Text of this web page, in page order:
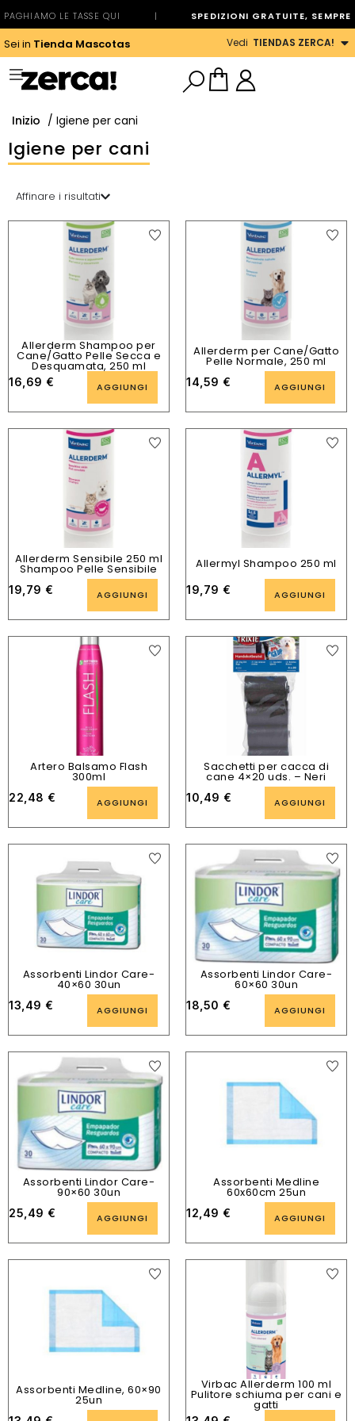
PAGHIAMO LE TASSE QUI | SPEDIZIONI GRATUITE, SEMPRE
Sei in Tienda Mascotas Vedi TIENDAS ZERCA!
Inizio / Igiene per cani
Igiene per cani
Affinare i risultati
Allerderm Shampoo per
Cane/Gatto Pelle Secca e
Desquamata, 250 ml
16,69 € AGGIUNGI
Allerderm per Cane/Gatto
Pelle Normale, 250 ml
14,59 € AGGIUNGI
Allerderm Sensibile 250 ml
Shampoo Pelle Sensibile
19,79 € AGGIUNGI
Allermyl Shampoo 250 ml
19,79 € AGGIUNGI
Artero Balsamo Flash
300ml
22,48 € AGGIUNGI
Sacchetti per cacca di
cane 4×20 uds. – Neri
10,49 € AGGIUNGI
Assorbenti Lindor Care-
40×60 30un
13,49 € AGGIUNGI
Assorbenti Lindor Care-
60×60 30un
18,50 € AGGIUNGI
Assorbenti Lindor Care-
90×60 30un
25,49 € AGGIUNGI
Assorbenti Medline
60x60cm 25un
12,49 € AGGIUNGI
Assorbenti Medline, 60×90
25un
Virbac Allerderm 100 ml
Pulitore schiuma per cani e
gatti